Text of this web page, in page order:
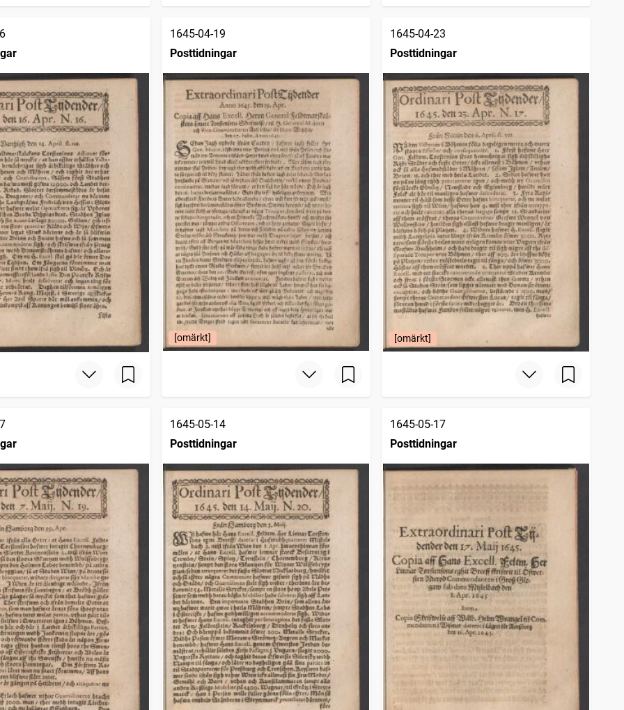
1645-04-19
Posttidningar
[omärkt]
1645-04-23
Posttidningar
[omärkt]
1645-05-14
Posttidningar
1645-05-17
Posttidningar